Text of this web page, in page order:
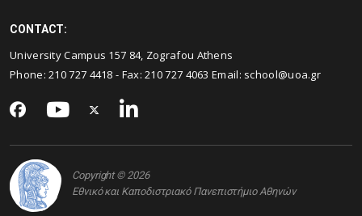
CONTACT:
University Campus 157 84, Zografou Athens
Phone:210 727 4418 - Fax:210 727 4063 Email: school@uoa.gr
Copyright © 2026
Εθνικό και Καποδιστριακό Πανεπιστήμιο Αθηνών